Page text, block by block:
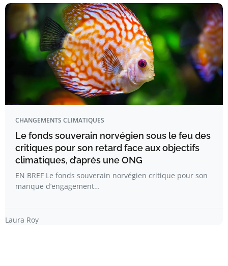
CHANGEMENTS CLIMATIQUES
Le fonds souverain norvégien sous le feu des
critiques pour son retard face aux objectifs
climatiques, d’après une ONG
EN BREF Le fonds souverain norvégien critique pour son
manque d’engagement…
Laura Roy